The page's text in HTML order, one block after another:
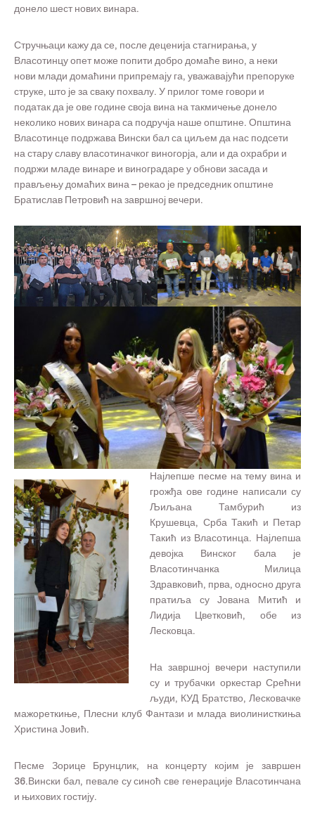
донело шест нових винара.
Стручњаци кажу да се, после деценија стагнирања, у
Власотинцу опет може попити добро домаће вино, а неки
нови млади домаћини припремају га, уважавајући препоруке
струке, што је за сваку похвалу. У прилог томе говори и
податак да је ове године своја вина на такмичење донело
неколико нових винара са подручја наше општине. Општина
Власотинце подржава Вински бал са циљем да нас подсети
на стару славу власотиначког виногорја, али и да охрабри и
подржи младе винаре и виноградаре у обнови засада и
прављењу домаћих вина – рекао је председник општине
Братислав Петровић на завршној вечери.
Најлепше песме на тему вина и
грожђа ове године написали су
Љиљана Тамбурић из
Крушевца, Срба Такић и Петар
Такић из Власотинца. Најлепша
девојка Винског бала је
Власотинчанка Милица
Здравковић, прва, односно друга
пратиља су Јована Митић и
Лидија Цветковић, обе из
Лесковца.
На завршној вечери наступили
су и трубачки оркестар Срећни
људи, КУД Братство, Лесковачке
мажореткиње, Плесни клуб Фантази и млада виолинисткиња
Христина Јовић.
Песме Зорице Брунцлик, на концерту којим је завршен
36.Вински бал, певале су синоћ све генерације Власотинчана
и њихових гостију.